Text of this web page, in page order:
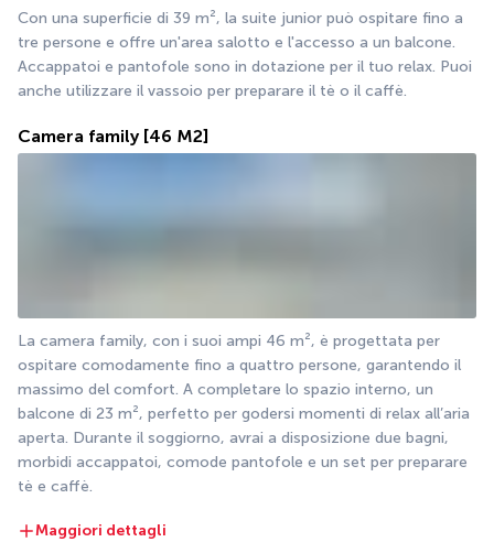
Con una superficie di 39 m², la suite junior può ospitare fino a
tre persone e offre un'area salotto e l'accesso a un balcone.
Accappatoi e pantofole sono in dotazione per il tuo relax. Puoi
anche utilizzare il vassoio per preparare il tè o il caffè.
Camera family [46 M2]
La camera family, con i suoi ampi 46 m², è progettata per
ospitare comodamente fino a quattro persone, garantendo il
massimo del comfort. A completare lo spazio interno, un
balcone di 23 m², perfetto per godersi momenti di relax all’aria
aperta. Durante il soggiorno, avrai a disposizione due bagni,
morbidi accappatoi, comode pantofole e un set per preparare
tè e caffè.
Maggiori dettagli